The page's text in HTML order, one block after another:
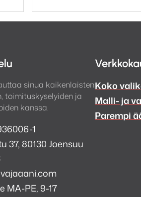
sinua kaikenlaisten
toimituskyselyiden ja
kanssa.
1
37, 80130 Joensuu
MA-PE, 9-17
Koko
Malli- ja
Parempi